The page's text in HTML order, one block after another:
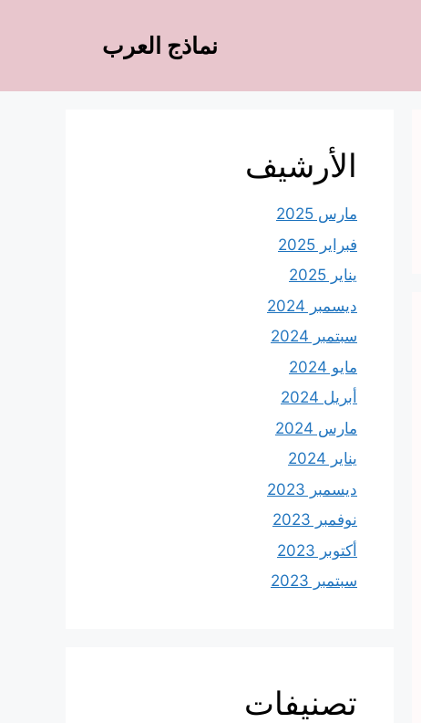
نماذج العرب
الأرشيف
مارس 2025
فبراير 2025
يناير 2025
ديسمبر 2024
سبتمبر 2024
مايو 2024
أبريل 2024
مارس 2024
يناير 2024
ديسمبر 2023
نوفمبر 2023
أكتوبر 2023
سبتمبر 2023
تصنيفات